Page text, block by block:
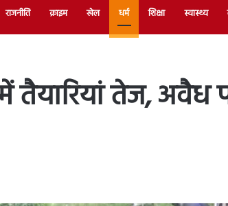
राजनीति क्राइम खेल धर्म शिक्षा स्वास्थ्य
तैयारियां तेज,